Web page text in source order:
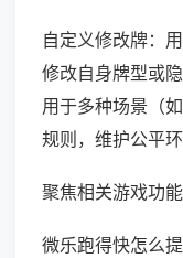
自定义修改牌：
修改自身牌型或
用于多种场景（
规则，维护公平环
聚焦相关游戏功能
微乐跑得快怎么